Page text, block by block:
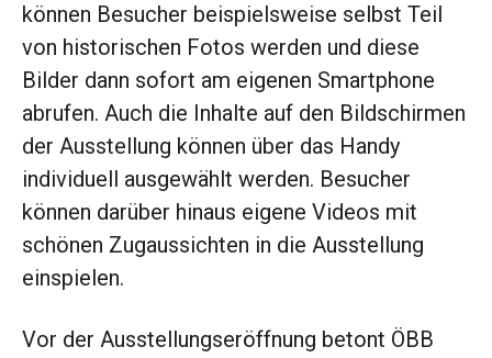
können Besucher beispielsweise selbst Teil
von historischen Fotos werden und diese
Bilder dann sofort am eigenen Smartphone
abrufen. Auch die Inhalte auf den Bildschirmen
der Ausstellung können über das Handy
individuell ausgewählt werden. Besucher
können darüber hinaus eigene Videos mit
schönen Zugaussichten in die Ausstellung
einspielen.
Vor der Ausstellungseröffnung betont ÖBB